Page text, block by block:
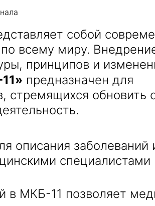
собой
по всему миру.
принципов и
предназначен для
стремящихся обновить
описания заболеваний
специалистами
в МКБ-11 позволяет